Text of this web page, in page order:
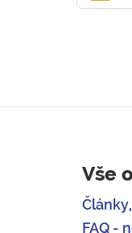
Vše
FAQ -